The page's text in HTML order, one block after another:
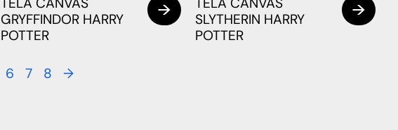
GRYFFINDOR HARRY
POTTER
SLYTHERIN HARRY
POTTER
6 7 8 →